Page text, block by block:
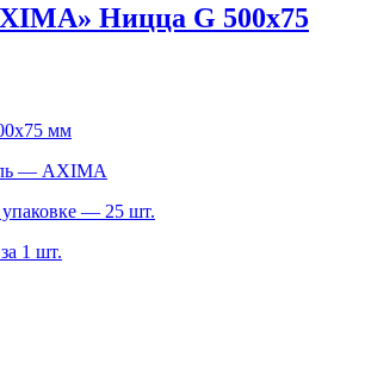
Ницца G 500х75
мм
— AXIMA
упаковке — 25 шт.
1 шт.